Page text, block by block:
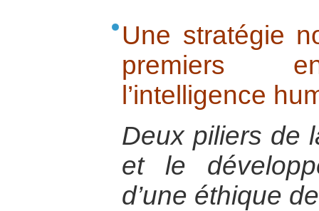
Une stratégie
premiers
l’intelligence
Deux piliers de
et le
d’une éthique